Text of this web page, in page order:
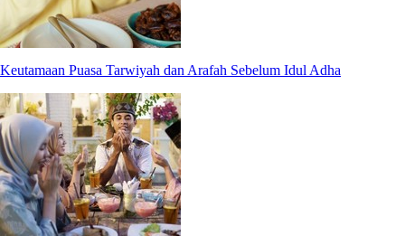
Keutamaan Puasa Tarwiyah dan Arafah Sebelum Idul Adha